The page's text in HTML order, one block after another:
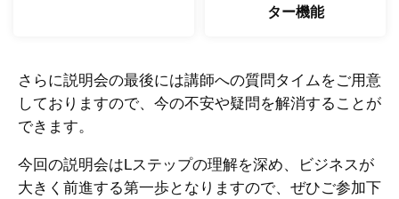
ター機能
さらに説明会の最後には講師への質問タイムをご用意
しておりますので、今の不安や疑問を解消することが
できます。
今回の説明会はLステップの理解を深め、ビジネスが
大きく前進する第一歩となりますので、ぜひご参加下